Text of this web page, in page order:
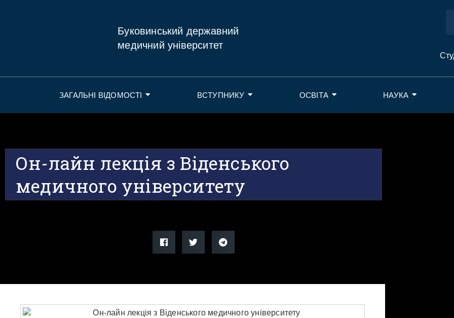
Буковинський державний
медичний університет
ЗАГАЛЬНІ ВІДОМОСТІ ВСТУПНИКУ ОСВІТА НАУКА
Он-лайн лекція з Віденського
медичного університету